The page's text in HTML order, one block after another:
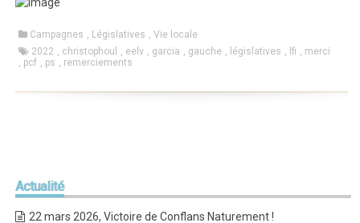
Campagnes , Législatives ,Vie locale
2022 , christophoul , eelv , garcia , gauche , législatives , lfi , merci
, pcf , ps , remerciements
Actualité
22 mars 2026, Victoire de Conflans Naturement !